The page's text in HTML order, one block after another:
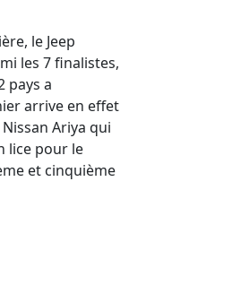
, le Jeep
les 7 finalistes,
pays a
arrive en effet
Ariya qui
lice pour le
et cinquième